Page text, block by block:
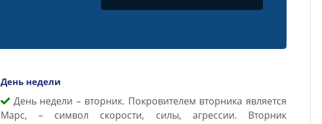
День недели
День недели – вторник. Покровителем вторника является
Марс, – символ скорости, силы, агрессии. Вторник